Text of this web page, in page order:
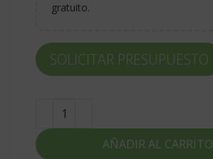
gratuito.
AÑADIR AL CARRITO
SOLICITAR PRESUPUESTO